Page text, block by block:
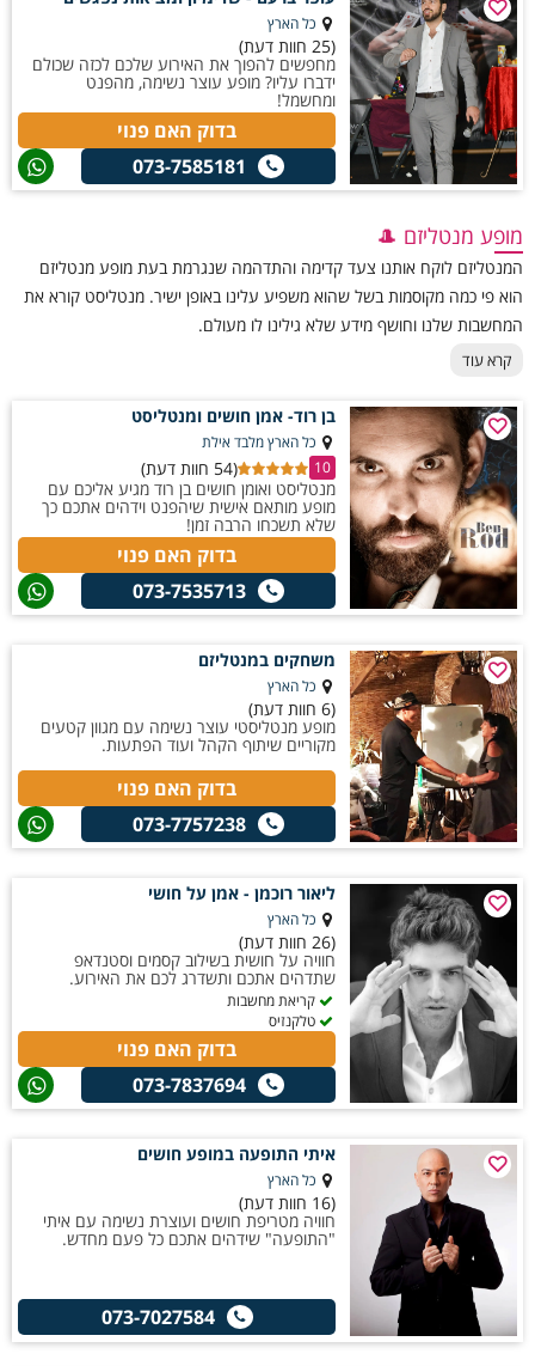
כל הארץ
(25 חוות דעת)
מחפשים להפוך את האירוע שלכם לכזה שכולם
ידברו עליו? מופע עוצר נשימה, מהפנט
ומחשמל!
בדוק האם פנוי
073-7585181
מופע מנטליזם 🎩
המנטליזם לוקח אותנו צעד קדימה והתדהמה שנגרמת בעת מופע מנטליזם
הוא פי כמה מקוסמות בשל שהוא משפיע עלינו באופן ישיר. מנטליסט קורא את
המחשבות שלנו וחושף מידע שלא גילינו לו מעולם.
קרא עוד
‏בן רוד- אמן חושים ומנטליסט‏
כל הארץ מלבד אילת
10
(54 חוות דעת)
מנטליסט ואומן חושים בן רוד מגיע אליכם עם
מופע מותאם אישית שיהפנט וידהים אתכם כך
שלא תשכחו הרבה זמן!
בדוק האם פנוי
073-7535713
משחקים במנטליזם
כל הארץ
(6 חוות דעת)
מופע מנטליסטי עוצר נשימה עם מגוון קטעים
מקוריים שיתוף הקהל ועוד הפתעות.
בדוק האם פנוי
073-7757238
ליאור רוכמן - אמן על חושי
כל הארץ
(26 חוות דעת)
חוויה על חושית בשילוב קסמים וסטנדאפ
שתדהים אתכם ותשדרג לכם את האירוע.
קריאת מחשבות
טלקנזיס
בדוק האם פנוי
073-7837694
איתי התופעה במופע חושים
כל הארץ
(16 חוות דעת)
חוויה מטריפת חושים ועוצרת נשימה עם איתי
"התופעה" שידהים אתכם כל פעם מחדש.
073-7027584